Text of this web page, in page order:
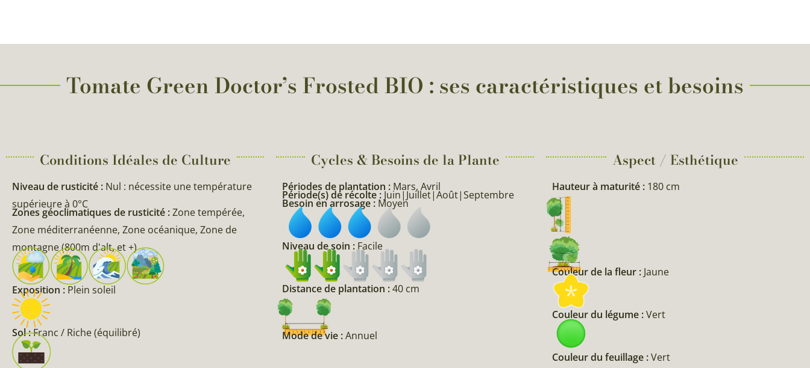
Tomate Green Doctor’s Frosted BIO : ses caractéristiques et besoins
Conditions Idéales de Culture
Niveau de rusticité : Nul : nécessite une température
supérieure à 0°C
Zones géoclimatiques de rusticité :Zone tempérée,
Zone méditerranéenne, Zone océanique, Zone de
montagne (800m d'alt, et +)
Exposition :Plein soleil
Sol :Franc / Riche (équilibré)
Cycles & Besoins de la Plante​
Périodes de plantation : Mars, Avril
Période(s) de récolte :Juin|Juillet|Août|Septembre
Besoin en arrosage :Moyen
Niveau de soin :Facile
Distance de plantation :40 cm
Mode de vie :Annuel
Aspect / Esthétique
Hauteur à maturité : 180 cm
Couleur de la fleur : Jaune
Couleur du légume :Vert
Couleur du feuillage :Vert